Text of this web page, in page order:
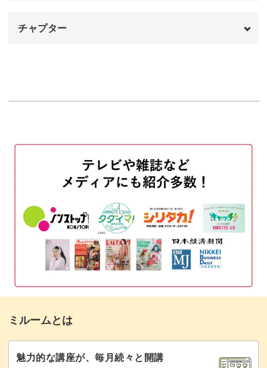
する方法をたっぷりとレクチャーしていきます。
のパッチワークデニムを作ることが可能なデザインです。
カジュアルな印象でありつつもシンプルなデニムなので好
も◎
アレンジは自由自在なので、ぜひマスターして様々なアレ
ンジを楽しみながらサロンワークに活かしてみてください
チャプター
マス目に二度塗りをする
パッチワークラインを描く
シールを貼る 17:17
ゴールドパーツをのせる
マットトップでコーティングする
完成 21:32
ミルームとは
魅力的な講座が、毎月続々と開講